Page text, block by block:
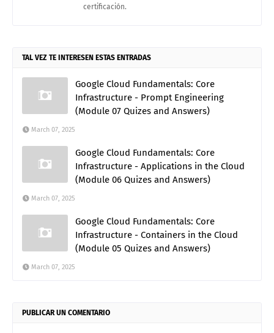
certificación.
TAL VEZ TE INTERESEN ESTAS ENTRADAS
Google Cloud Fundamentals: Core
Infrastructure - Prompt Engineering
(Module 07 Quizes and Answers)
March 07, 2025
Google Cloud Fundamentals: Core
Infrastructure - Applications in the Cloud
(Module 06 Quizes and Answers)
March 07, 2025
Google Cloud Fundamentals: Core
Infrastructure - Containers in the Cloud
(Module 05 Quizes and Answers)
March 07, 2025
PUBLICAR UN COMENTARIO